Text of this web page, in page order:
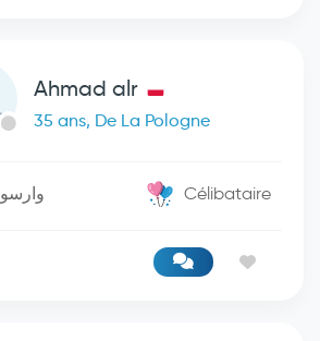
Ahmad alr
35 ans, De La Pologne
Pologne / وارسو Célibataire